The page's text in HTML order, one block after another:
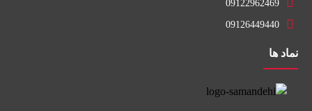
09122962469
09126449440
نماد ها